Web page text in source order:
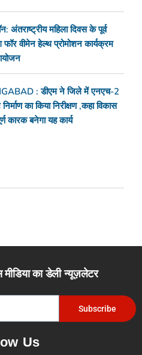
अंतराष्ट्रीय महिला दिवस के पूर्व
फॉर वीमेन हेल्थ प्रोमोशन कार्यक्रम
: डीएम ने जिले में एनएच-2
का किया निरीक्षण ,कहा विकास
कारक बनेगा यह कार्य
का डेली न्यूज़लेटर
Subscribe
Us